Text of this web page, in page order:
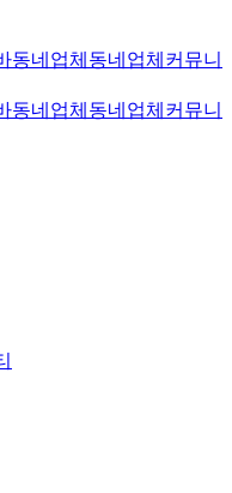
동네업체 동네업체 커뮤니
동네업체 동네업체 커뮤니